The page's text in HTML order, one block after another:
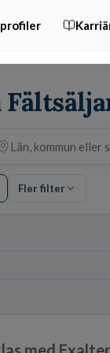
Fler filter